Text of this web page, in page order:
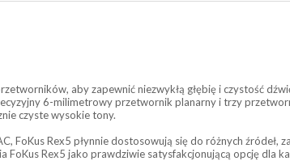
aby zapewnić niezwykłą głębię i czystość
6-milimetrowy przetwornik planarny i trzy
czyste wysokie tony.
FoKus Rex5 płynnie dostosowują się do różnych źródeł,
Rex5 jako prawdziwie satysfakcjonującą opcję dla